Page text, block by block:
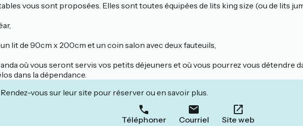
vous sont proposées. Elles sont toutes équipées de lits king size (ou de lits
lit de 90cm x 200cm et un coin salon avec deux fauteuils,
où vous seront servis vos petits déjeuners et où vous pourrez vous détendre
dans la dépendance.
vous sur leur site pour réserver ou en savoir plus.
Téléphoner Courriel Site web